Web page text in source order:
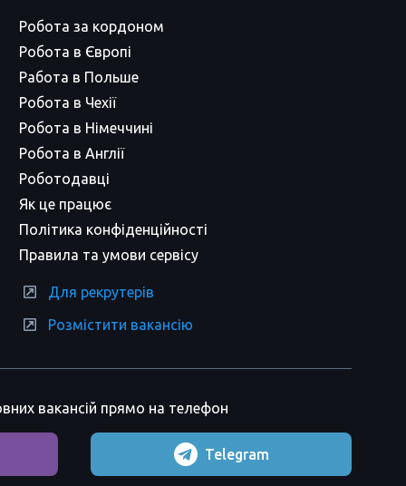
Робота за кордоном
Робота в Європі
Работа в Польше
Робота в Чехії
Робота в Німеччині
Робота в Англії
Роботодавці
Як це працює
Політика конфіденційності
Правила та умови сервісу
Для рекрутерів
Розмістити вакансію
вакансій прямо на телефон
Telegram